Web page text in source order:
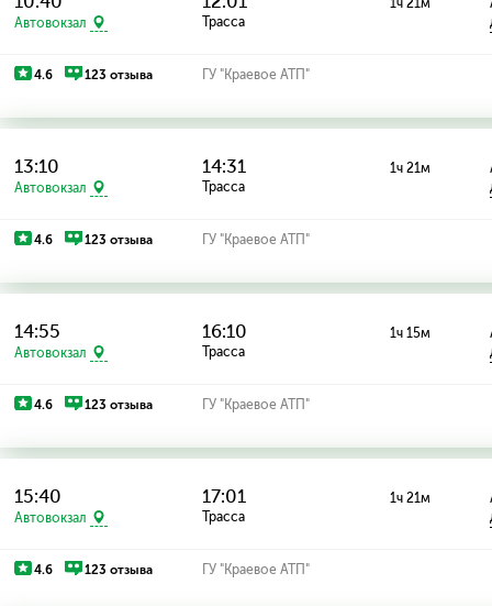
Автовокзал Трасса
4.6 123 отзыва ГУ "Краевое АТП"
13:10
Автовокзал
14:31
Трасса
1ч 21м
4.6 123 отзыва ГУ "Краевое АТП"
14:55
Автовокзал
16:10
Трасса
1ч 15м
4.6 123 отзыва ГУ "Краевое АТП"
15:40
Автовокзал
17:01
Трасса
1ч 21м
4.6 123 отзыва ГУ "Краевое АТП"